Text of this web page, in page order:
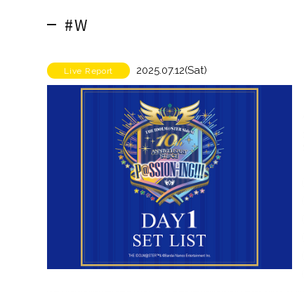
#W
Live Report 2025.07.12(Sat)